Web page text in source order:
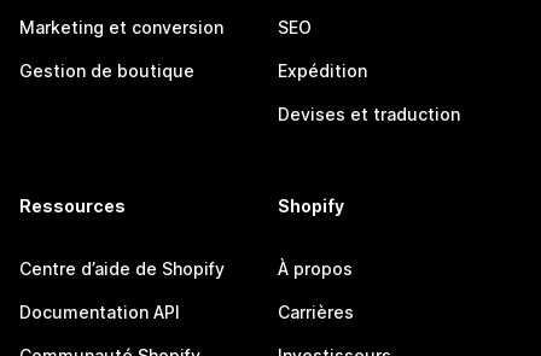
Marketing et conversion
Gestion de boutique
SEO
Expédition
Devises et traduction
Ressources
Centre d’aide de Shopify
Documentation API
Shopify
À propos
Carrières